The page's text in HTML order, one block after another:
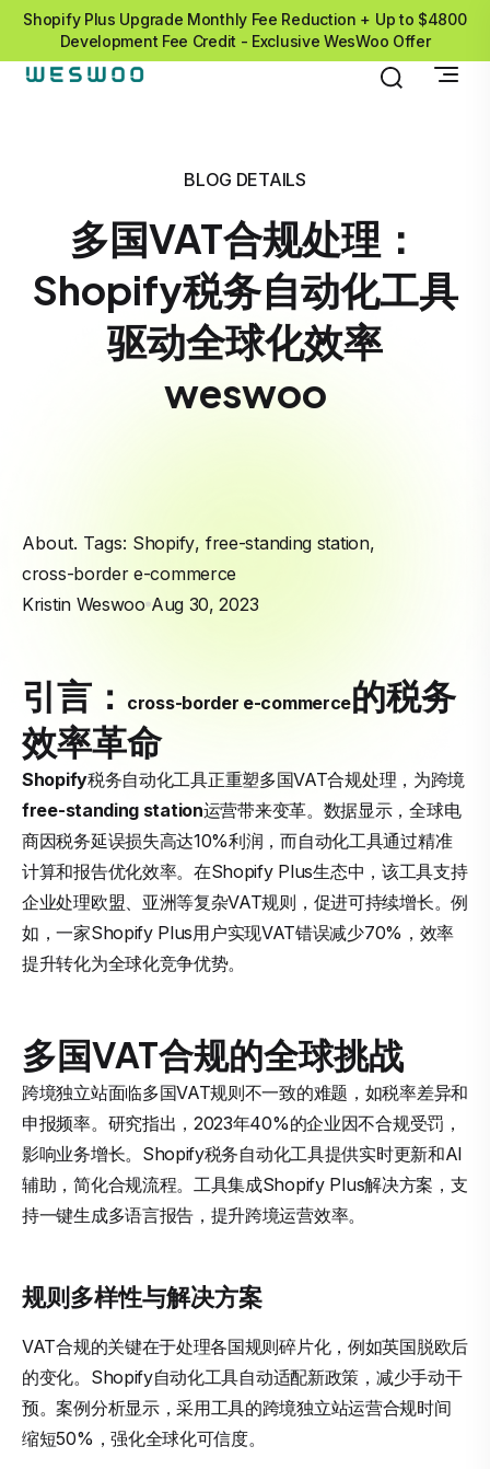
Shopify Plus Upgrade Monthly Fee Reduction + Up to $4800
Development Fee Credit - Exclusive WesWoo Offer
BLOG DETAILS
多国VAT合规处理：
Shopify税务自动化工具
驱动全球化效率
weswoo
About. Tags: Shopify, free-standing station,
cross-border e-commerce
Kristin Weswoo Aug 30, 2023
引言： cross-border e-commerce的税务
效率革命
Shopify税务自动化工具正重塑多国VAT合规处理，为跨境
free-standing station运营带来变革。数据显示，全球电
商因税务延误损失高达10%利润，而自动化工具通过精准
计算和报告优化效率。在Shopify Plus生态中，该工具支持
企业处理欧盟、亚洲等复杂VAT规则，促进可持续增长。例
如，一家Shopify Plus用户实现VAT错误减少70%，效率
提升转化为全球化竞争优势。
多国VAT合规的全球挑战
跨境独立站面临多国VAT规则不一致的难题，如税率差异和
申报频率。研究指出，2023年40%的企业因不合规受罚，
影响业务增长。Shopify税务自动化工具提供实时更新和AI
辅助，简化合规流程。工具集成Shopify Plus解决方案，支
持一键生成多语言报告，提升跨境运营效率。
规则多样性与解决方案
VAT合规的关键在于处理各国规则碎片化，例如英国脱欧后
的变化。Shopify自动化工具自动适配新政策，减少手动干
预。案例分析显示，采用工具的跨境独立站运营合规时间
缩短50%，强化全球化可信度。